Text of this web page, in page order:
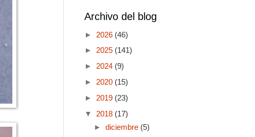
Archivo del blog
► 2026 (46)
► 2025 (141)
► 2024 (9)
► 2020 (15)
► 2019 (23)
▼ 2018 (17)
► diciembre (5)